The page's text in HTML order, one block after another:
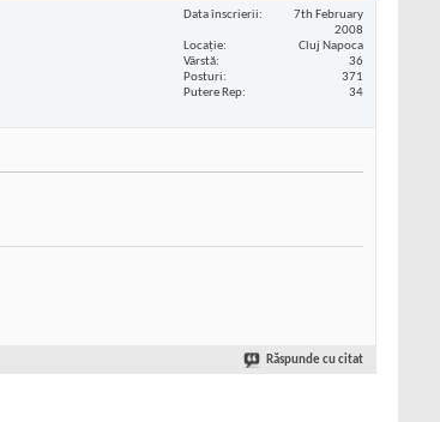
Data înscrierii
7th February
2008
Locaţie
Cluj Napoca
Vârstă
36
Posturi
371
Putere Rep
34
Răspunde cu citat